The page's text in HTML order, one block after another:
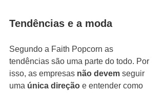
Tendências e a moda
Segundo a Faith Popcorn as
tendências são uma parte do todo. Por
isso, as empresas não devem seguir
uma única direção e entender como